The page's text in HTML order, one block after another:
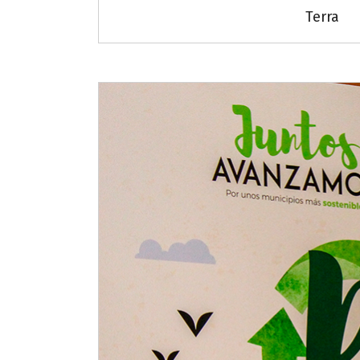
Terra